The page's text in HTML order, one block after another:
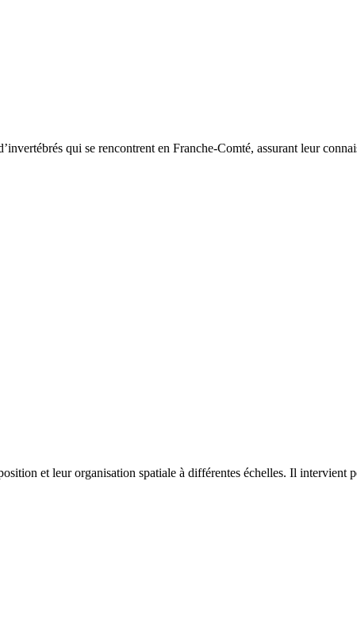
qui se rencontrent en Franche-Comté, assurant leur
et leur organisation spatiale à différentes échelles. Il intervient